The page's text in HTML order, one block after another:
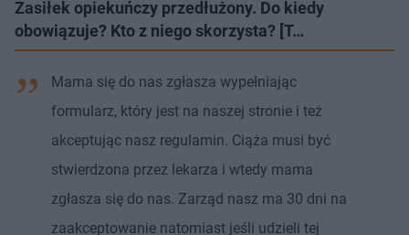
Zasiłek opiekuńczy przedłużony. Do kiedy
obowiązuje? Kto z niego skorzysta? [T…
Mama się do nas zgłasza wypełniając
formularz, który jest na naszej stronie i też
akceptując nasz regulamin. Ciąża musi być
stwierdzona przez lekarza i wtedy mama
zgłasza się do nas. Zarząd nasz ma 30 dni na
zaakceptowanie natomiast jeśli udzieli tej